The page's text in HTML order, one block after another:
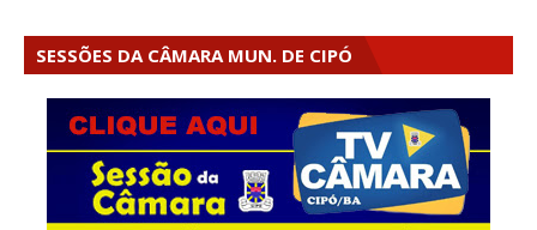
SESSÕES DA CÂMARA MUN. DE CIPÓ